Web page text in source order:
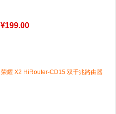
¥199.00
荣耀 X2 HiRouter-CD15 双千兆路由器